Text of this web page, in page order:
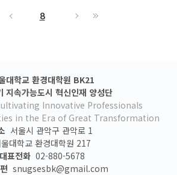
8
대학교 환경대학원 BK21
지속가능도시 혁신인재 양성단
Innovative Professionals
in the Era of Great Transformation
서울시 관악구 관악로 1
대학교 환경대학원 217
대표전화 02-880-5678
snugsesbk@gmail.com